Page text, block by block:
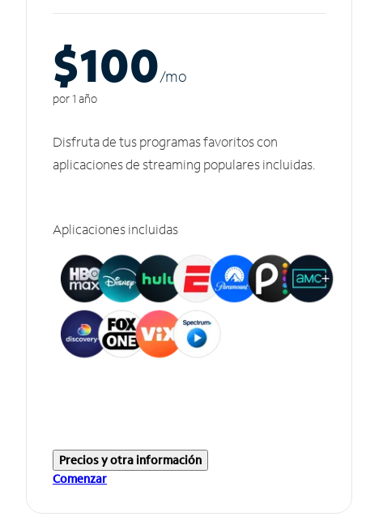
$100/mo
por 1 año
Disfruta de tus programas favoritos con
aplicaciones de streaming populares incluidas.
Aplicaciones incluidas
Precios y otra información
Comenzar